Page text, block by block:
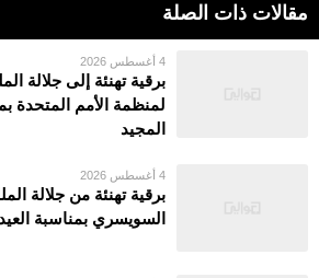
مقالات ذات الصلة
4 أغسطس 2026
برقية تهنئة إلى جلالة
لمنظمة الأمم المتحدة
المجيد
4 أغسطس 2026
برقية تهنئة من جلالة
السويسري بمناسبة